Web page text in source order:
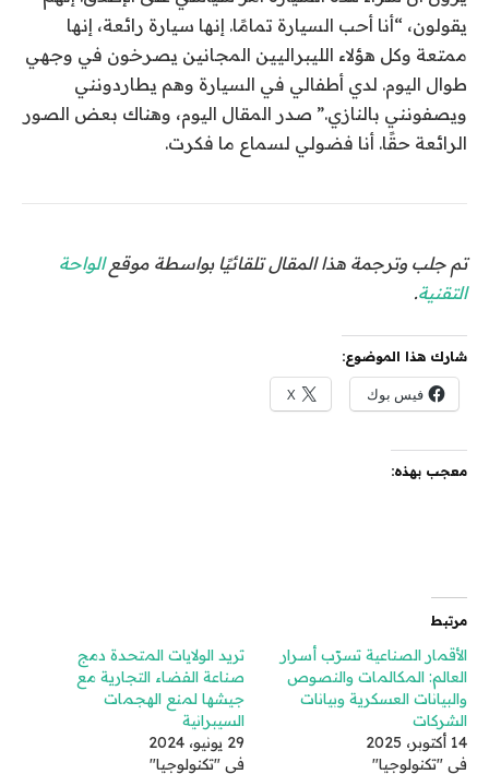
يقولون، “أنا أحب السيارة تمامًا. إنها سيارة رائعة، إنها
ممتعة وكل هؤلاء الليبراليين المجانين يصرخون في وجهي
طوال اليوم. لدي أطفالي في السيارة وهم يطاردونني
ويصفونني بالنازي.” صدر المقال اليوم، وهناك بعض الصور
الرائعة حقًا. أنا فضولي لسماع ما فكرت.
تم جلب وترجمة هذا المقال تلقائيًا بواسطة موقعالواحة
التقنية.
شارك هذا الموضوع:
فيس بوك X
معجب بهذه:
مرتبط
الأقمار الصناعية تسرّب أسرار
العالم: المكالمات والنصوص
والبيانات العسكرية وبيانات
الشركات
14 أكتوبر، 2025
في "تكنولوجيا"
تريد الولايات المتحدة دمج
صناعة الفضاء التجارية مع
جيشها لمنع الهجمات
السيبرانية
29 يونيو، 2024
في "تكنولوجيا"